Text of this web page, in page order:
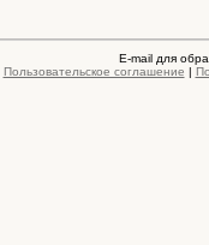
E-mail для
Пользовательское соглашение |